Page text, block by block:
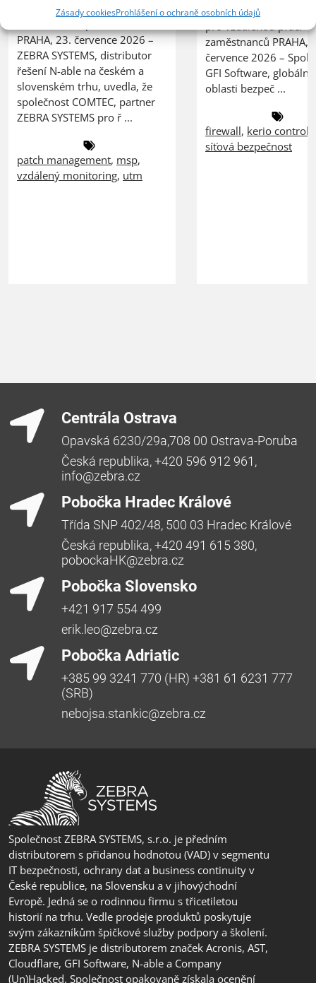
Zásady cookiesProhlášení o ochraně osobních údajů
zákazníků bez nutnosti
PRAHA, 23. července 2026 –
ZEBRA SYSTEMS, distributor
řešení N-able na českém a
slovenském trhu, uvedla, že
společnost COMTEC, partner
ZEBRA SYSTEMS pro ř ...
patch management, msp,
vzdálený monitoring, utm
hrozbami a spolehlivý
zaměstnanců PRAHA,
července 2026 –
GFI Software,
oblasti bezpeč ...
firewall, kerio control
síťová bezpečnost
Centrála Ostrava
Opavská 6230/29a,708 00 Ostrava-Poruba
Česká republika, +420 596 912 961,
info@zebra.cz
Pobočka Hradec Králové
Třída SNP 402/48, 500 03 Hradec Králové
Česká republika, +420 491 615 380,
pobockaHK@zebra.cz
Pobočka Slovensko
+421 917 554 499
erik.leo@zebra.cz
Pobočka Adriatic
+385 99 3241 770 (HR) +381 61 6231 777
(SRB)
nebojsa.stankic@zebra.cz
Společnost ZEBRA SYSTEMS, s.r.o. je předním
distributorem s přidanou hodnotou (VAD) v segmentu
IT bezpečnosti, ochrany dat a business continuity v
České republice, na Slovensku a v jihovýchodní
Evropě. Jedná se o rodinnou firmu s třicetiletou
historií na trhu. Vedle prodeje produktů poskytuje
svým zákazníkům špičkové služby podpory a školení.
ZEBRA SYSTEMS je distributorem značek Acronis, AST,
Cloudflare, GFI Software, N-able a Company
(Un)Hacked. Společnost opakovaně získala ocenění